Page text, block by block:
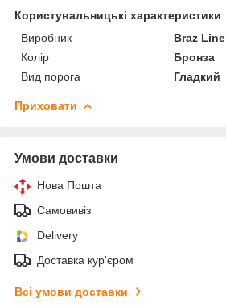
Користувальницькі характеристики
Виробник
Braz Line
Колір
Бронза
Вид порога
Гладкий
Приховати
Умови доставки
Нова Пошта
Самовивіз
Delivery
Доставка кур'єром
Всі умови доставки